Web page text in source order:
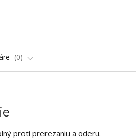
0
proti prerezaniu a oderu.